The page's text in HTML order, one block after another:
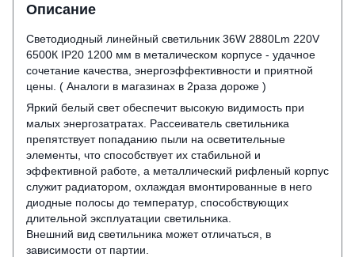
Описание
Светодиодный линейный светильник 36W 2880Lm 220V
6500К IP20 1200 мм в металическом корпусе - удачное
сочетание качества, энергоэффективности и приятной
цены. ( Аналоги в магазинах в 2раза дороже )
Яркий белый свет обеспечит высокую видимость при
малых энергозатратах. Рассеиватель светильника
препятствует попаданию пыли на осветительные
элементы, что способствует их стабильной и
эффективной работе, а металлический рифленый корпус
служит радиатором, охлаждая вмонтированные в него
диодные полосы до температур, способствующих
длительной эксплуатации светильника.
Внешний вид светильника может отличаться, в
зависимости от партии.